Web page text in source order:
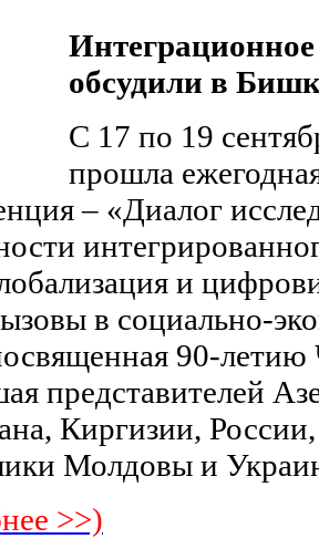
обсудили в
С 17 по 19
прошла
– «Диалог
и
в социально-
90-летию
представителей
Киргизии,
Молдовы и
>>)